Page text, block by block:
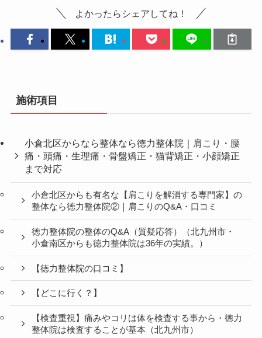
よかったらシェアしてね！
施術項目
小倉北区からなら整体なら徳力整体院｜肩こり・腰
痛・頭痛・生理痛・骨盤矯正・猫背矯正・小顔矯正
まで対応
小倉北区からも有名な【肩こりを解消する専門家】の
整体なら徳力整体院②｜肩こりのQ&A・口コミ
徳力整体院の整体のQ&A（質疑応答）（北九州市・
小倉南区からも徳力整体院は36年の実績。）
【徳力整体院の口コミ】
【どこに行く？】
【検査重視】痛みやコリは体を検査する事から・徳力
整体院は検査することが基本（北九州市）